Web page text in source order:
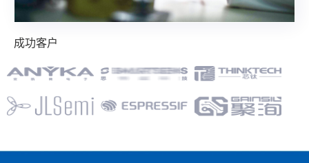
成功客户
成功客户
成功客户
成功客户
成功客户